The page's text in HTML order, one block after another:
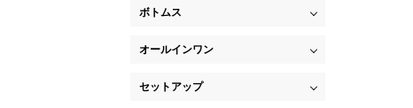
ボトムス
オールインワン
セットアップ